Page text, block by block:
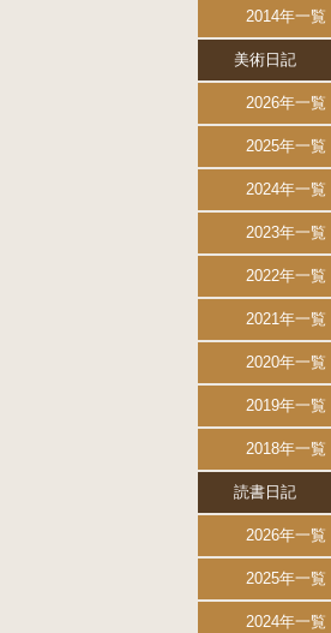
2014年一覧
美術日記
2026年一覧
2025年一覧
2024年一覧
2023年一覧
2022年一覧
2021年一覧
2020年一覧
2019年一覧
2018年一覧
読書日記
2026年一覧
2025年一覧
2024年一覧